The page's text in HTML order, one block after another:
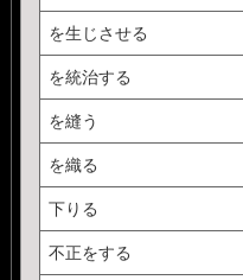
を生じさせる
を統治する
を縫う
を織る
下りる
不正をする